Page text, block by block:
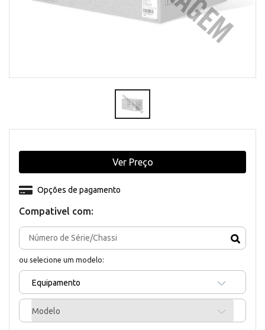
Compativel com:
ou selecione um modelo:
Equipamento
Modelo
Opções de pagamento
Ver Preço